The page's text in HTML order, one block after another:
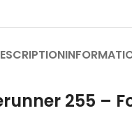
255 –